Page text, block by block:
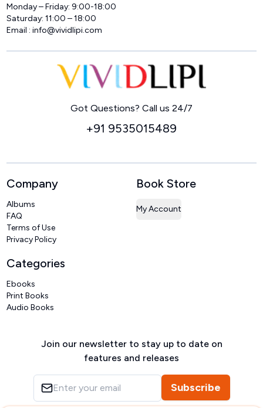
Monday – Friday: 9:00-18:00
Saturday: 11:00 – 18:00
Email :info@vividlipi.com
Got Questions? Call us 24/7
+91 9535015489
Company
Albums
FAQ
Terms of Use
Privacy Policy
Book Store
My Account
Categories
Ebooks
Print Books
Audio Books
Join our newsletter to stay up to date on
features and releases
Subscribe